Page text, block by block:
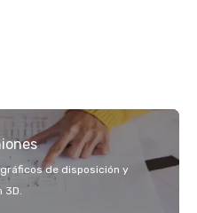
de disposición y
3D.